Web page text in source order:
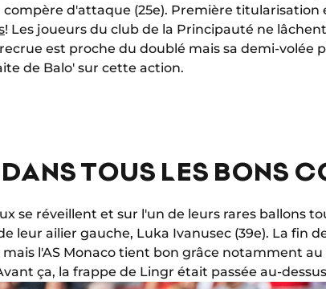
compère d'attaque (25e). Première
! Les joueurs du club de la Principauté ne
est proche du doublé mais sa demi-volée
de Balo' sur cette action.
TOUS LES BONS
se réveillent et sur l'un de leurs rares ballons
leur ailier gauche, Luka Ivanusec (39e). La fin
l'AS Monaco tient bon grâce notamment
ça, la frappe de Lingr était passée au-dessus